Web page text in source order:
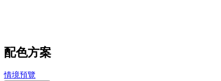
配色方案
情境預覽